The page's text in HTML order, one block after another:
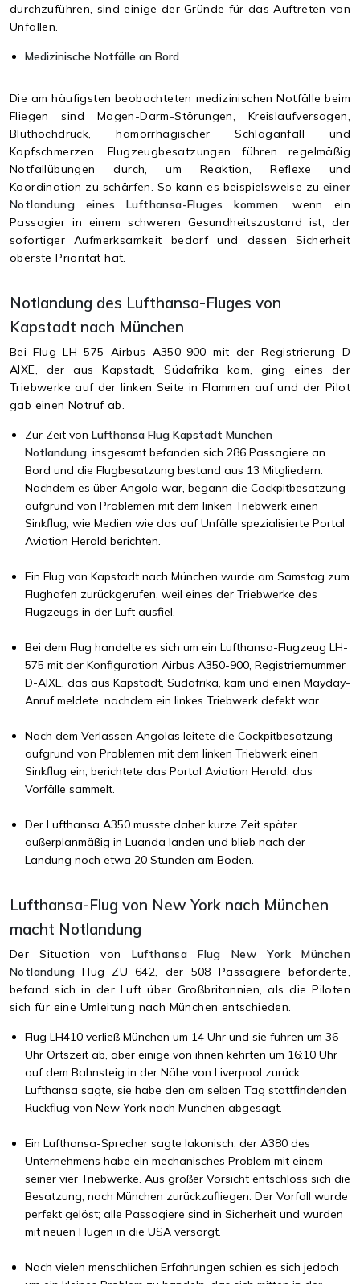
durchzuführen, sind einige der Gründe für das Auftreten von
Unfällen.
Medizinische Notfälle an Bord
Die am häufigsten beobachteten medizinischen Notfälle beim
Fliegen sind Magen-Darm-Störungen, Kreislaufversagen,
Bluthochdruck, hämorrhagischer Schlaganfall und
Kopfschmerzen. Flugzeugbesatzungen führen regelmäßig
Notfallübungen durch, um Reaktion, Reflexe und
Koordination zu schärfen. So kann es beispielsweise zu einer
Notlandung eines Lufthansa-Fluges kommen , wenn ein
Passagier in einem schweren Gesundheitszustand ist, der
sofortiger Aufmerksamkeit bedarf und dessen Sicherheit
oberste Priorität hat.
Notlandung des Lufthansa-Fluges von
Kapstadt nach München
Bei Flug LH 575 Airbus A350-900 mit der Registrierung D
AIXE, der aus Kapstadt, Südafrika kam, ging eines der
Triebwerke auf der linken Seite in Flammen auf und der Pilot
gab einen Notruf ab.
Zur Zeit von Lufthansa Flug Kapstadt München
Notlandung, insgesamt befanden sich 286 Passagiere an
Bord und die Flugbesatzung bestand aus 13 Mitgliedern.
Nachdem es über Angola war, begann die Cockpitbesatzung
aufgrund von Problemen mit dem linken Triebwerk einen
Sinkflug, wie Medien wie das auf Unfälle spezialisierte Portal
Aviation Herald berichten.
Ein Flug von Kapstadt nach München wurde am Samstag zum
Flughafen zurückgerufen, weil eines der Triebwerke des
Flugzeugs in der Luft ausfiel.
Bei dem Flug handelte es sich um ein Lufthansa-Flugzeug LH-
575 mit der Konfiguration Airbus A350-900, Registriernummer
D-AIXE, das aus Kapstadt, Südafrika, kam und einen Mayday-
Anruf meldete, nachdem ein linkes Triebwerk defekt war.
Nach dem Verlassen Angolas leitete die Cockpitbesatzung
aufgrund von Problemen mit dem linken Triebwerk einen
Sinkflug ein, berichtete das Portal Aviation Herald, das
Vorfälle sammelt.
Der Lufthansa A350 musste daher kurze Zeit später
außerplanmäßig in Luanda landen und blieb nach der
Landung noch etwa 20 Stunden am Boden.
Lufthansa-Flug von New York nach München
macht Notlandung
Der Situation von Lufthansa Flug New York München
Notlandung Flug ZU 642, der 508 Passagiere beförderte,
befand sich in der Luft über Großbritannien, als die Piloten
sich für eine Umleitung nach München entschieden.
Flug LH410 verließ München um 14 Uhr und sie fuhren um 36
Uhr Ortszeit ab, aber einige von ihnen kehrten um 16:10 Uhr
auf dem Bahnsteig in der Nähe von Liverpool zurück.
Lufthansa sagte, sie habe den am selben Tag stattfindenden
Rückflug von New York nach München abgesagt.
Ein Lufthansa-Sprecher sagte lakonisch, der A380 des
Unternehmens habe ein mechanisches Problem mit einem
seiner vier Triebwerke. Aus großer Vorsicht entschloss sich die
Besatzung, nach München zurückzufliegen. Der Vorfall wurde
perfekt gelöst; alle Passagiere sind in Sicherheit und wurden
mit neuen Flügen in die USA versorgt.
Nach vielen menschlichen Erfahrungen schien es sich jedoch